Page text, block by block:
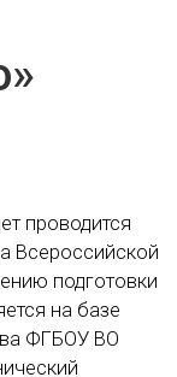
проводится
Всероссийской
подготовки
на базе
ФГБОУ ВО